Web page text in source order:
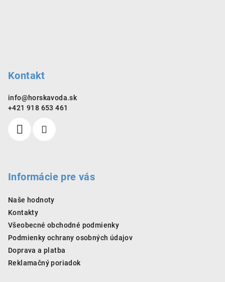
Kontakt
info@horskavoda.sk
+421 918 653 461
Informácie pre vás
Naše hodnoty
Kontakty
Všeobecné obchodné podmienky
Podmienky ochrany osobných údajov
Doprava a platba
Reklamačný poriadok